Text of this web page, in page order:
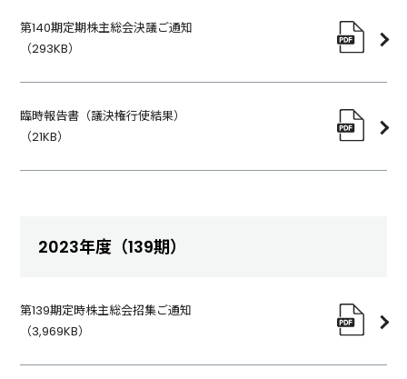
第140期定期株主総会決議ご通知
（293KB）
臨時報告書（議決権行使結果）
（21KB）
2023年度（139期）
第139期定時株主総会招集ご通知
（3,969KB）